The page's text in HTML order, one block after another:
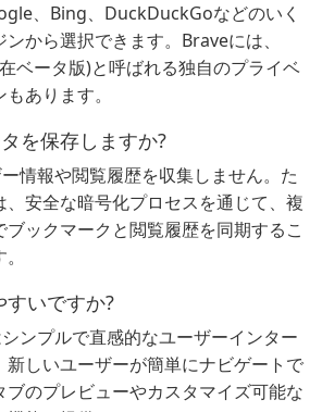
、Bing、DuckDuckGoなどのいく
から選択できます。Braveには、
ベータ版)と呼ばれる独自のプライベ
あります。
を保存しますか?
情報や閲覧履歴を収集しません。た
、安全な暗号化プロセスを通じて、複
ックマークと閲覧履歴を同期するこ
いですか?
ンプルで直感的なユーザーインター
新しいユーザーが簡単にナビゲートで
ブのプレビューやカスタマイズ可能な